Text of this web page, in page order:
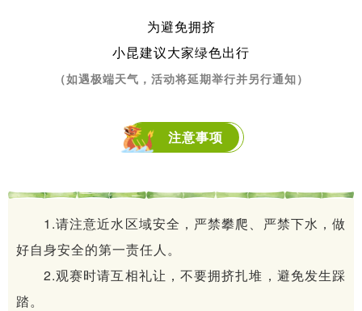
为避免拥挤
小昆建议大家绿色出行
（如遇极端天气，活动将延期举行并另行通知）
注意事项
1.请注意近水区域安全，严禁攀爬、严禁下水，做
好自身安全的第一责任人。
2.观赛时请互相礼让，不要拥挤扎堆，避免发生踩
踏。